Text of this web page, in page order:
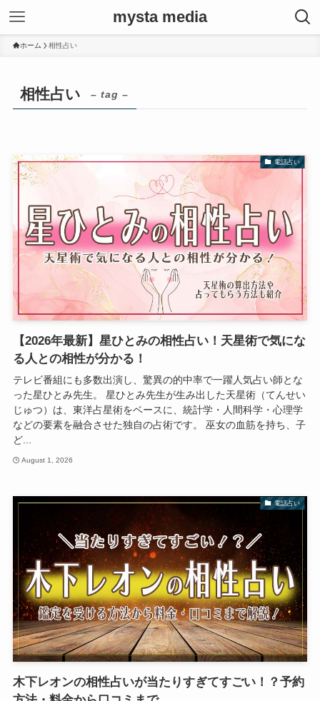
mysta media
ホーム 相性占い
相性占い – tag –
電話占い
【2026年最新】星ひとみの相性占い！天星術で気にな
る人との相性が分かる！
テレビ番組にも多数出演し、驚異の的中率で一躍人気占い師とな
った星ひとみ先生。 星ひとみ先生が生み出した天星術（てんせい
じゅつ）は、東洋占星術をベースに、統計学・人間科学・心理学
などの要素を融合させた独自の占術です。 巫女の血筋を持ち、子
ど...
August 1, 2026
電話占い
木下レオンの相性占いが当たりすぎてすごい！？予約